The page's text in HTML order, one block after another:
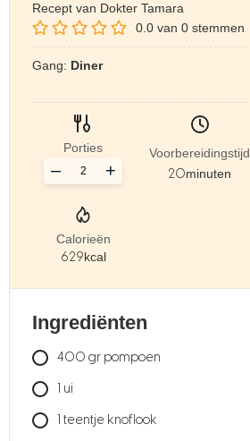
Recept van Dokter Tamara
0.0 van 0 stemmen
Gang: Diner
Porties
+
–
Voorbereidingstijd
20minuten
Calorieën
629kcal
Ingrediënten
400 gr pompoen
1 ui
1 teentje knoflook